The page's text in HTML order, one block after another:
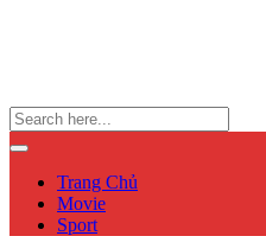
Trang Chủ
Movie
Sport